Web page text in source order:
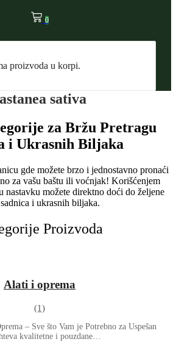
0
proizvoda u korpi.
sativa
za Bržu Pretragu
i Ukrasnih Biljaka
gde možete brzo i jednostavno pronaći
za vašu baštu ili voćnjak! Korišćenjem
nastavku možete direktno doći do željene
i ukrasnih biljaka.
Proizvoda
Alati i oprema
(1)
– Sve što Vam je Potrebno za Uspešan
kvalitetne i pouzdane…